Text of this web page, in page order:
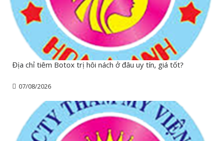
Địa chỉ tiêm Botox trị hôi nách ở đâu uy tín, giá tốt?
07/08/2026